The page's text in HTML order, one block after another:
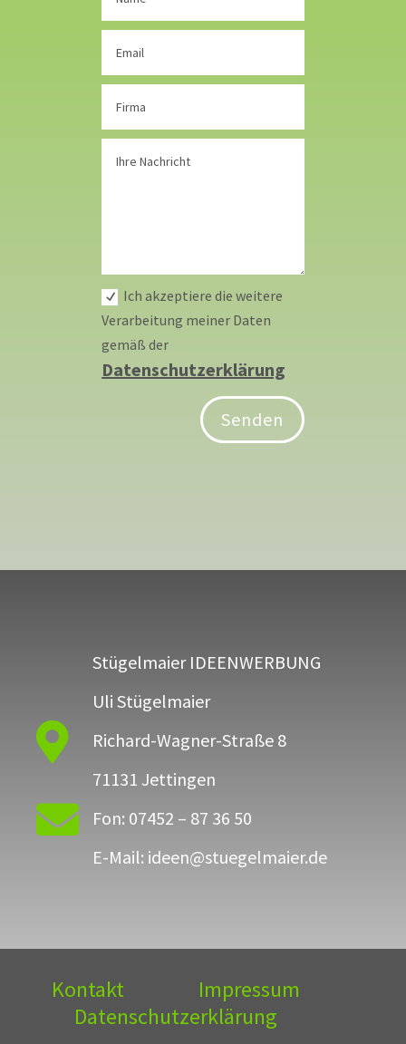
Ich akzeptiere die weitere
Verarbeitung meiner Daten
gemäß der
Datenschutzerklärung
Senden
Stügelmaier IDEENWERBUNG
Uli Stügelmaier

Richard-Wagner-Straße 8
71131 Jettingen

Fon: 07452 – 87 36 50
E-Mail: ideen@stuegelmaier.de
Kontakt
Impressum
Datenschutzerklärung